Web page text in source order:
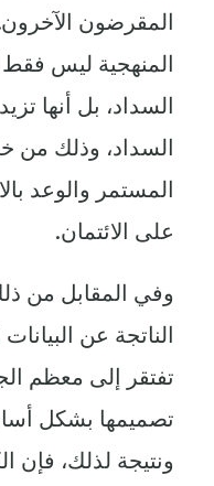
المقرضون
المنهجية ليس فقط
السداد، بل أنها
السداد، وذلك من
المستمر والوعد
على الائتمان.
وفي المقابل من
الناتجة عن
تفتقر إلى معظم
تصميمها بشكل
ونتيجة لذلك، فإن